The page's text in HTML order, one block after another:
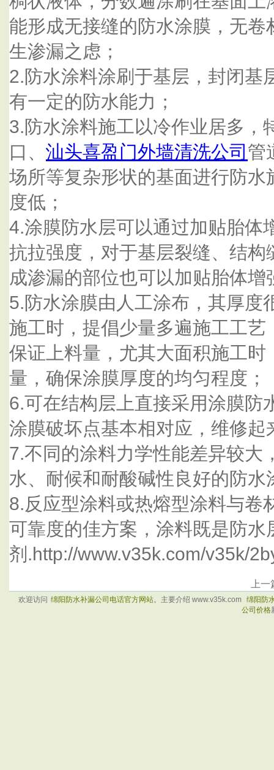
能形成无接缝的防水涂膜，无
生渗漏之虑；
2.防水涂料涂刷于基层，封闭基
有一定的防水能力；
3.防水涂料施工以冷作业居多，
口、 汕头喜盈门外墙清洗公司 管
场所等复杂形状的基面进行防
度低；
4.涂膜防水层可以通过加贴胎体
抗拉强度，对于基层裂缝、结
成渗漏的部位也可以加贴胎体增
5.防水涂膜由人工涂布，其厚度
施工时，提倡少量多遍施工工
保证上料量，尤其大面积施工
量，确保涂膜厚度的均匀程度；
6.可在结构层上直接采用涂膜防
涂膜破坏点基本相对应，维修起
7.不同的涂料力学性能差异较大
水、耐候和耐酸碱性良好的防水
8.反应型涂料或热熔型涂料与卷
可靠度的佳方案，涂料既是防
剂.http://www.v35k.com/v35k/
上
欢迎访问 绵阳防水补漏公司电话官方网站。主要介绍 www.v35k.com 绵阳防
公司价格